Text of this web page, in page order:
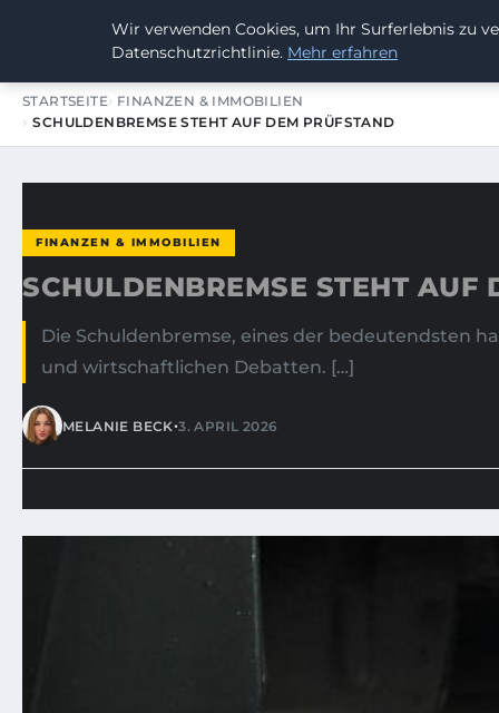
SUMMERBLAST FESTIVAL
STARTSEITE FINANZEN & IMMOBILIEN
SCHULDENBREMSE STEHT AUF DEM PRÜFSTAND
FINANZEN & IMMOBILIEN
SCHULDENBREMSE STEHT AUF
Die Schuldenbremse, eines der bedeutendsten
und wirtschaftlichen Debatten. […]
MELANIE BECK•3. APRIL 2026
Wir verwenden Cookies, um Ihr Surferlebnis zu
Datenschutzrichtlinie. Mehr erfahren